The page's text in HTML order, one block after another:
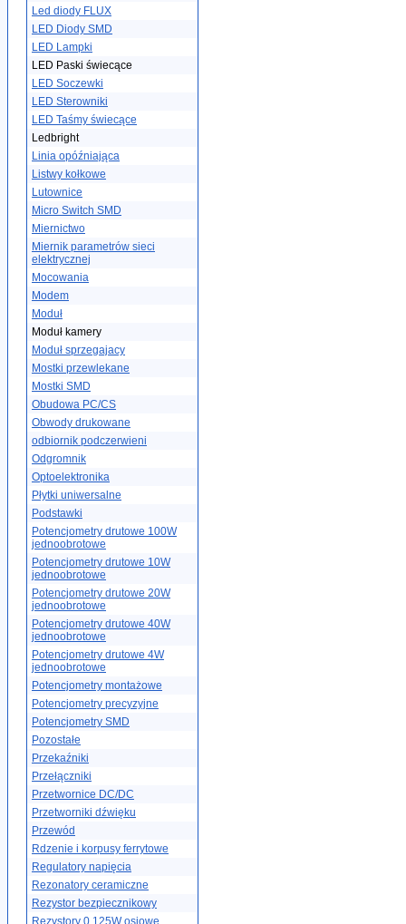
Led diody FLUX
LED Diody SMD
LED Lampki
LED Paski świecące
LED Soczewki
LED Sterowniki
LED Taśmy świecące
Ledbright
Linia opóźniająca
Listwy kołkowe
Lutownice
Micro Switch SMD
Miernictwo
Miernik parametrów sieci
elektrycznej
Mocowania
Modem
Moduł
Moduł kamery
Moduł sprzegajacy
Mostki przewlekane
Mostki SMD
Obudowa PC/CS
Obwody drukowane
odbiornik podczerwieni
Odgromnik
Optoelektronika
Płytki uniwersalne
Podstawki
Potencjometry drutowe 100W
jednoobrotowe
Potencjometry drutowe 10W
jednoobrotowe
Potencjometry drutowe 20W
jednoobrotowe
Potencjometry drutowe 40W
jednoobrotowe
Potencjometry drutowe 4W
jednoobrotowe
Potencjometry montażowe
Potencjometry precyzyjne
Potencjometry SMD
Pozostałe
Przekaźniki
Przełączniki
Przetwornice DC/DC
Przetworniki dźwięku
Przewód
Rdzenie i korpusy ferrytowe
Regulatory napięcia
Rezonatory ceramiczne
Rezystor bezpiecznikowy
Rezystory 0.125W osiowe